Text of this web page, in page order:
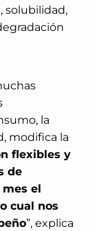
solubilidad,
la
modifica la
flexibles y
de
el
cual nos
”, explica